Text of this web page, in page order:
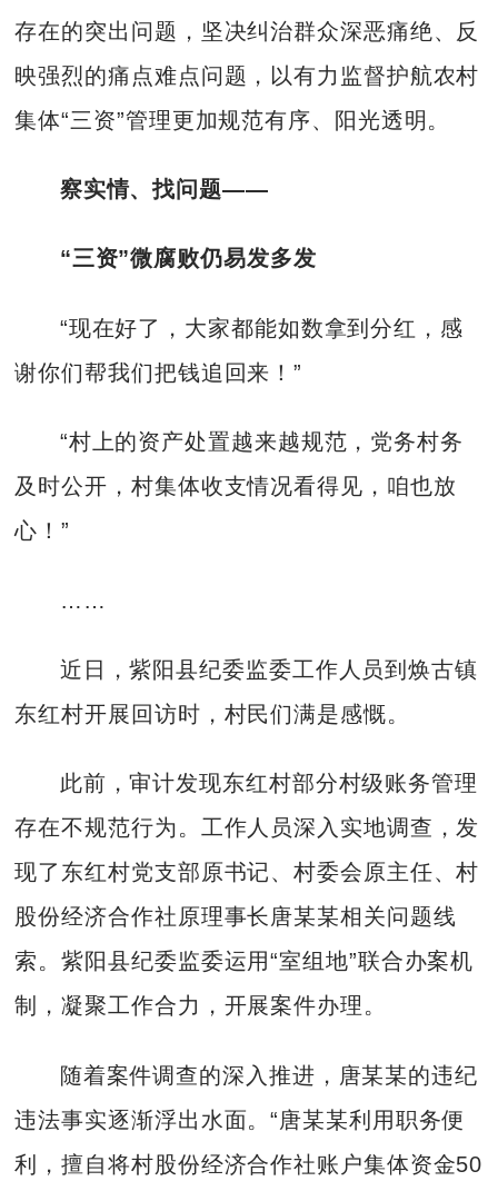
存在的突出问题，坚决纠治群众深恶痛绝、反
映强烈的痛点难点问题，以有力监督护航农村
集体“三资”管理更加规范有序、阳光透明。
察实情、找问题——
“三资”微腐败仍易发多发
“现在好了，大家都能如数拿到分红，感
谢你们帮我们把钱追回来！”
“村上的资产处置越来越规范，党务村务
及时公开，村集体收支情况看得见，咱也放
心！”
……
近日，紫阳县纪委监委工作人员到焕古镇
东红村开展回访时，村民们满是感慨。
此前，审计发现东红村部分村级账务管理
存在不规范行为。工作人员深入实地调查，发
现了东红村党支部原书记、村委会原主任、村
股份经济合作社原理事长唐某某相关问题线
索。紫阳县纪委监委运用“室组地”联合办案机
制，凝聚工作合力，开展案件办理。
随着案件调查的深入推进，唐某某的违纪
违法事实逐渐浮出水面。“唐某某利用职务便
利，擅自将村股份经济合作社账户集体资金50